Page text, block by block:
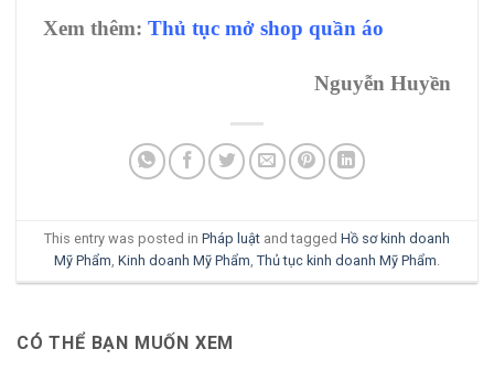
Xem thêm: Thủ tục mở shop quần áo
Nguyễn Huyền
This entry was posted in Pháp luật and tagged Hồ sơ kinh doanh
Mỹ Phẩm, Kinh doanh Mỹ Phẩm, Thủ tục kinh doanh Mỹ Phẩm.
CÓ THỂ BẠN MUỐN XEM